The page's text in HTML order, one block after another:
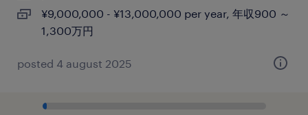
¥9,000,000 - ¥13,000,000 per year, 年収900 ～
1,300万円
posted 4 august 2025